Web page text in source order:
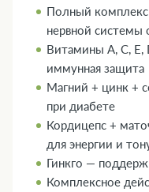
Полный
нервной системы
Витамины А, С, Е,
иммунная защита
Магний + цинк +
при диабете
Кордицепс +
для энергии и
Гинкго —
Комплексное